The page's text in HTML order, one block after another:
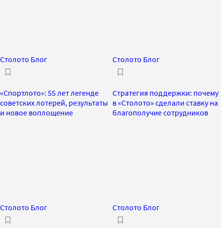
Столото Блог
«Спортлото»: 55 лет легенде
советских лотерей, результаты
и новое воплощение
Столото Блог
Стратегия поддержки: почему
в «Столото» сделали ставку на
благополучие сотрудников
Столото Блог Столото Блог